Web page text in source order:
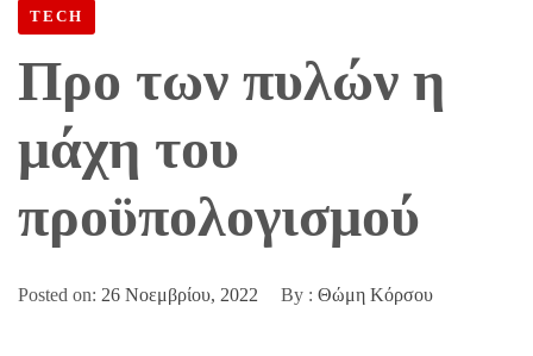
TECH
Προ των πυλών η
μάχη του
προϋπολογισμού
Posted on: 26 Νοεμβρίου, 2022 By : Θώμη Κόρσου